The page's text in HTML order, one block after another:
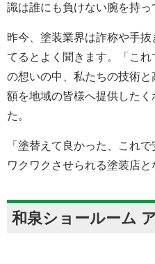
識は誰にも負けない腕を持っ
昨今、塗装業界は詐称や手
てるとよく聞きます。「こ
の想いの中、私たちの技術
額を地域の皆様へ提供した
た。
「塗替えて良かった、これ
ワクワクさせられる塗装店と
和泉ショールーム